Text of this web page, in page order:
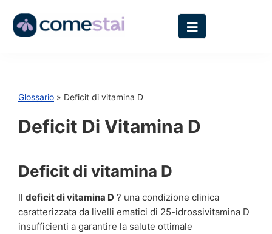
Glossario » Deficit di vitamina D
Deficit Di Vitamina D
Deficit di vitamina D
Il deficit di vitamina D ? una condizione clinica
caratterizzata da livelli ematici di 25-idrossivitamina D
insufficienti a garantire la salute ottimale